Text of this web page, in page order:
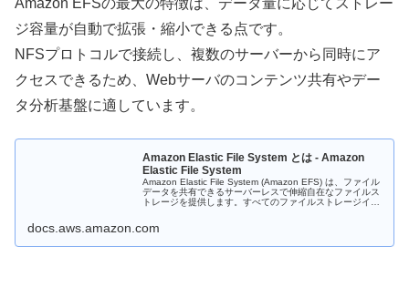
ジ容量が自動で拡張・縮小できる点です。
NFSプロトコルで接続し、複数のサーバーから同時にア
クセスできるため、Webサーバのコンテンツ共有やデー
タ分析基盤に適しています。
Amazon Elastic File System とは - Amazon
Elastic File System
Amazon Elastic File System (Amazon EFS) は、ファイル
データを共有できるサーバーレスで伸縮自在なファイルス
トレージを提供します。すべてのファイルストレージイン
docs.aws.amazon.com